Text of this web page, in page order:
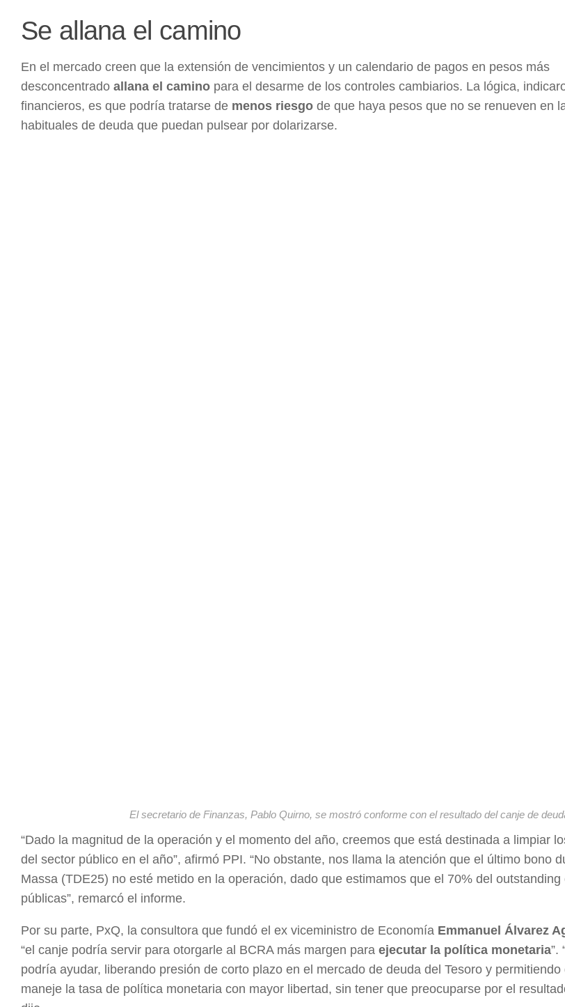
Se allana el camino
En el mercado creen que la extensión de vencimientos y un calendario de pagos en pesos más
desconcentrado allana el camino para el desarme de los controles cambiarios. La lógica,
financieros, es que podría tratarse de menos riesgo de que haya pesos que no se renueven en
habituales de deuda que puedan pulsear por dolarizarse.
El secretario de Finanzas, Pablo Quirno, se mostró conforme con el resultado del canje de
“Dado la magnitud de la operación y el momento del año, creemos que está destinada a limpiar
del sector público en el año”, afirmó PPI. “No obstante, nos llama la atención que el último bono
Massa (TDE25) no esté metido en la operación, dado que estimamos que el 70% del
públicas”, remarcó el informe.
Por su parte, PxQ, la consultora que fundó el ex viceministro de Economía Emmanuel Álvarez
“el canje podría servir para otorgarle al BCRA más margen para ejecutar la política monetaria”.
podría ayudar, liberando presión de corto plazo en el mercado de deuda del Tesoro y permitiendo
maneje la tasa de política monetaria con mayor libertad, sin tener que preocuparse por el